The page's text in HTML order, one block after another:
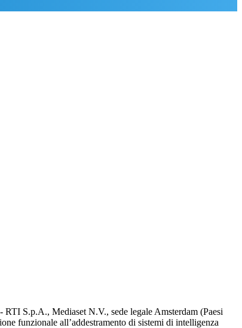
S.p.A., Mediaset N.V., sede legale Amsterdam (Paesi
funzionale all’addestramento di sistemi di intelligenza